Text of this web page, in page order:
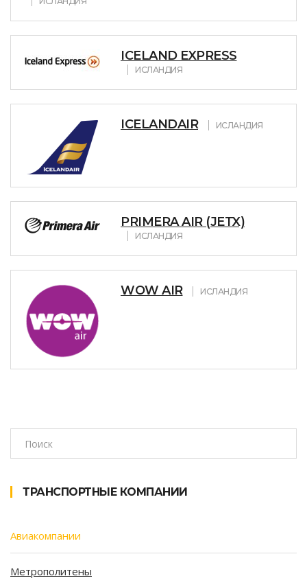
ICELAND EXPRESS
ИСЛАНДИЯ
ICELANDAIR ИСЛАНДИЯ
PRIMERA AIR (JETX)
ИСЛАНДИЯ
WOW AIR ИСЛАНДИЯ
ТРАНСПОРТНЫЕ КОМПАНИИ
Авиакомпании
Метрополитены